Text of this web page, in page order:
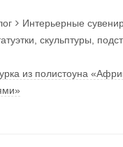
Интерьерные
скульптуры,
из полистоуна